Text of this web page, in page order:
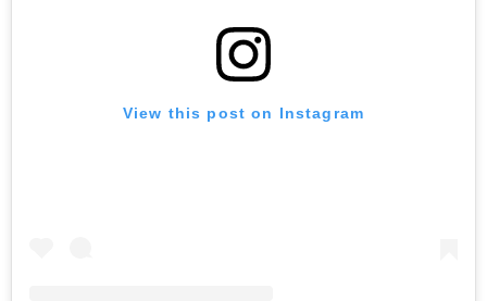
View this post on Instagram